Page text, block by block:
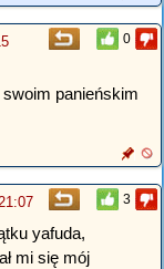
0
panieńskim
3
yafuda,
mi się mój